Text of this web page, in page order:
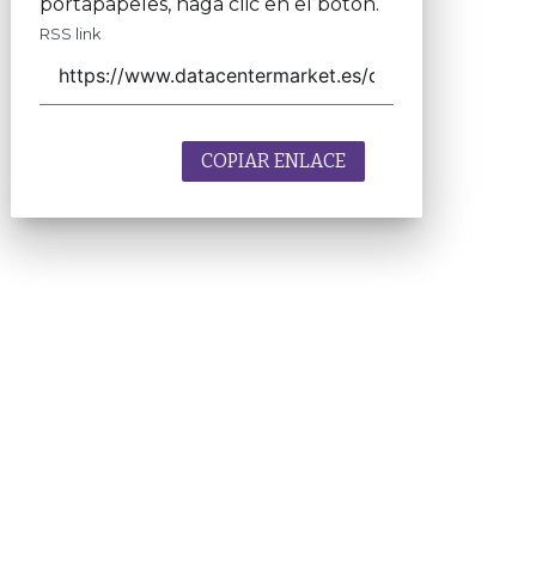
RSS link
COPIAR ENLACE